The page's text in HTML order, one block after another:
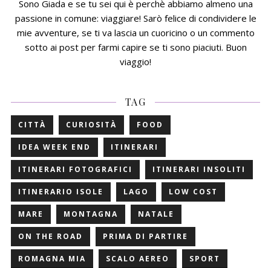
Sono Giada e se tu sei qui è perchè abbiamo almeno una
passione in comune: viaggiare! Sarò felice di condividere le
mie avventure, se ti va lascia un cuoricino o un commento
sotto ai post per farmi capire se ti sono piaciuti. Buon
viaggio!
TAG
CITTÀ CURIOSITÀ FOOD
IDEA WEEK END ITINERARI
ITINERARI FOTOGRAFICI ITINERARI INSOLITI
ITINERARIO ISOLE LAGO LOW COST
MARE MONTAGNA NATALE
ON THE ROAD PRIMA DI PARTIRE
ROMAGNA MIA SCALO AEREO SPORT